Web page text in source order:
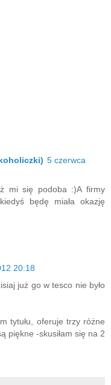
5 czerwca
mi się podoba :)A firmy
będę miała okazję
20:18
już go w tesco nie było
tytułu, oferuje trzy różne
piękne -skusiłam się na 2